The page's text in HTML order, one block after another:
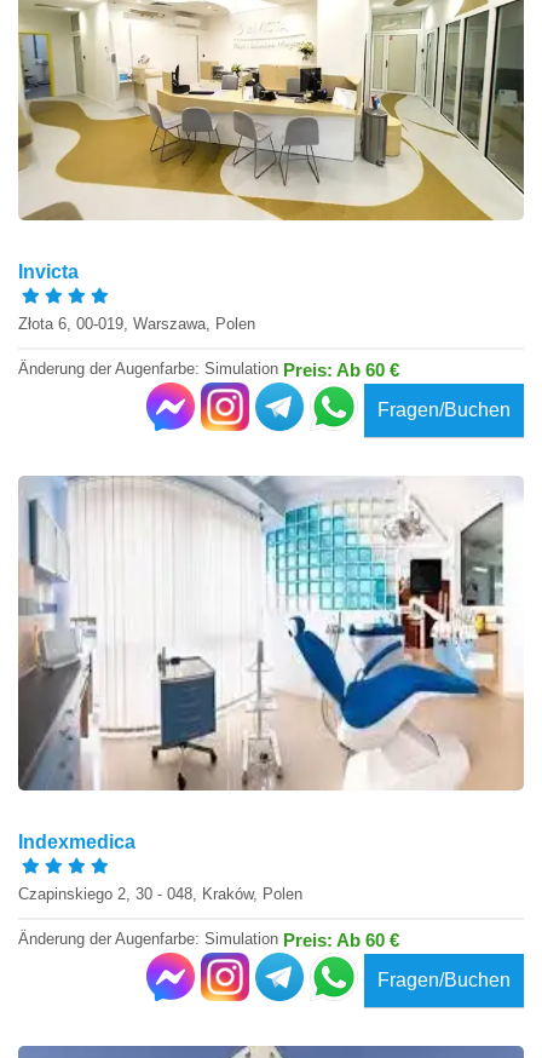
Invicta
Złota 6, 00-019, Warszawa, Polen
Änderung der Augenfarbe: Simulation Preis: Ab 60 €
Fragen/Buchen
Indexmedica
Czapinskiego 2, 30 - 048, Kraków, Polen
Änderung der Augenfarbe: Simulation Preis: Ab 60 €
Fragen/Buchen